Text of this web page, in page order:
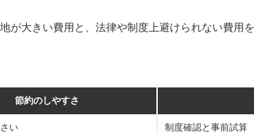
が大きい費用と、法律や制度上避けられない費用
節約のしやすさ
い 制度確認と事前試算